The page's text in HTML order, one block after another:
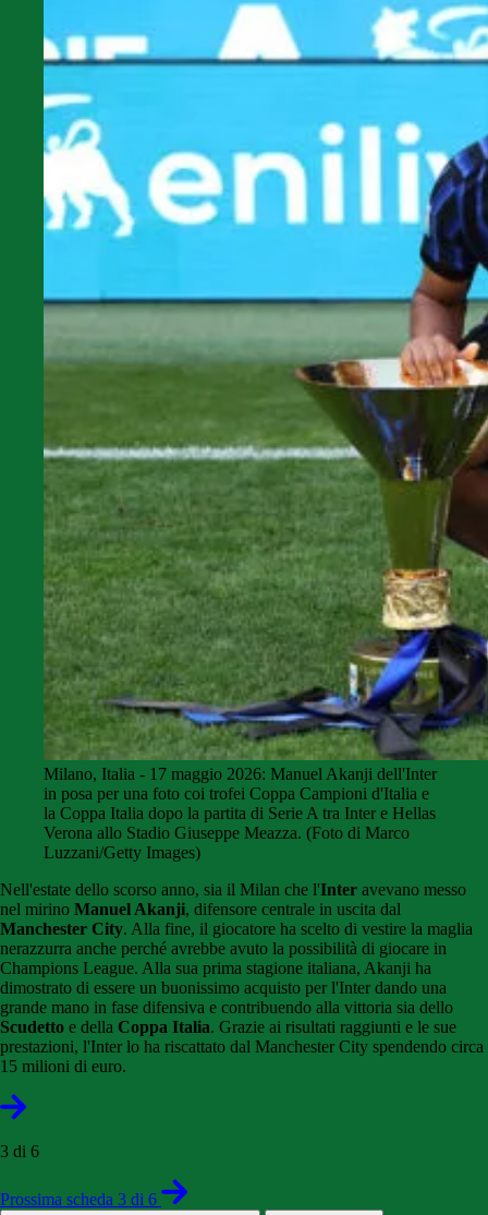
Milano, Italia - 17 maggio 2026: Manuel Akanji dell'Inter
in posa per una foto coi trofei Coppa Campioni d'Italia e
la Coppa Italia dopo la partita di Serie A tra Inter e Hellas
Verona allo Stadio Giuseppe Meazza. (Foto di Marco
Luzzani/Getty Images)
Nell'estate dello scorso anno, sia il Milan che l'Inter avevano messo
nel mirino Manuel Akanji, difensore centrale in uscita dal
Manchester City. Alla fine, il giocatore ha scelto di vestire la maglia
nerazzurra anche perché avrebbe avuto la possibilità di giocare in
Champions League. Alla sua prima stagione italiana, Akanji ha
dimostrato di essere un buonissimo acquisto per l'Inter dando una
grande mano in fase difensiva e contribuendo alla vittoria sia dello
Scudetto e della Coppa Italia. Grazie ai risultati raggiunti e le sue
prestazioni, l'Inter lo ha riscattato dal Manchester City spendendo circa
15 milioni di euro.
3 di 6
Prossima scheda 3 di 6